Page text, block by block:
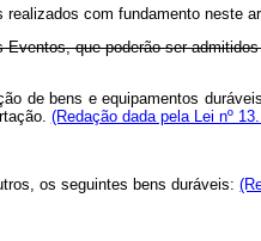
com fundamento neste
que poderão ser
de bens e equipamentos
(Redação dada pela Lei nº
os seguintes bens duráveis: